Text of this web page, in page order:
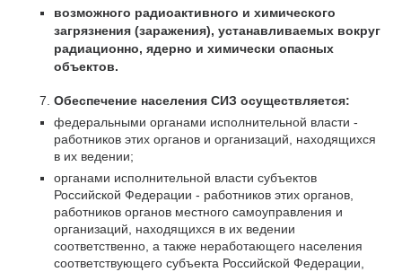
возможного радиоактивного и химического
загрязнения (заражения), устанавливаемых вокруг
радиационно, ядерно и химически опасных
объектов.
Обеспечение населения СИЗ осуществляется:
федеральными органами исполнительной власти -
работников этих органов и организаций, находящихся
в их ведении;
органами исполнительной власти субъектов
Российской Федерации - работников этих органов,
работников органов местного самоуправления и
организаций, находящихся в их ведении
соответственно, а также неработающего населения
соответствующего субъекта Российской Федерации,